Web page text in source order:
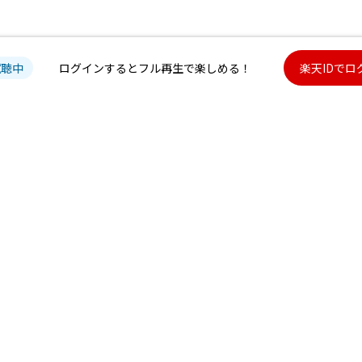
中 ログインするとフル再生で楽しめる！ 楽天IDでロ